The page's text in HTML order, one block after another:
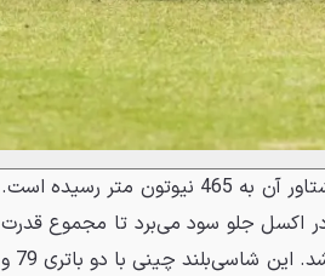
حداکثر قدرت مدل دیفرانسیل عقب به 346 اسب بخار و گشتاور آن به 465 نیوتون متر رسیده است.
محرک نیز از موتور برقی جدید 221 اسبی در اکسل جلو سود می‌برد تا مجموع قدرت
آن 567 اسب بخار و حداکثر گشتاور نیز 695 نیوتون متر باشد. این شاسی‌بلند چینی با دو باتری 79 و